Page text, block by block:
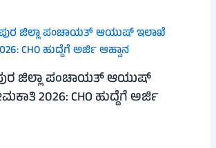
ಜಿಲ್ಲಾ ಪಂಚಾಯತ್ ಆಯುಷ್
2026: CHO ಹುದ್ದೆಗೆ ಅರ್ಜಿ